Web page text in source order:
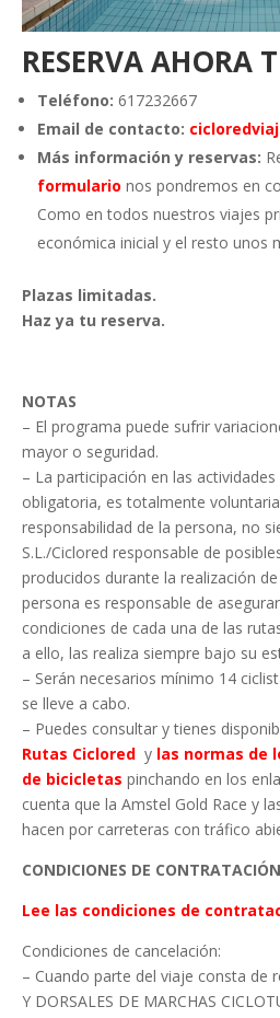
RESERVA AHORA
Teléfono: 617232667
Email de contacto:
Más información y reservas:
formulario nos pondremos en
Como en todos nuestros viajes
económica inicial y el resto unos
Plazas limitadas.
Haz ya tu reserva.
NOTAS
– El programa puede sufrir
mayor o seguridad.
– La participación en las
obligatoria, es totalmente
responsabilidad de la persona, no
S.L./Ciclored responsable de
producidos durante la realización
persona es responsable de
condiciones de cada una de las
a ello, las realiza siempre bajo su
– Serán necesarios mínimo 14
se lleve a cabo.
– Puedes consultar y tienes
Rutas Ciclored y las normas de
de bicicletas pinchando en los
cuenta que la Amstel Gold Race y
hacen por carreteras con tráfico
CONDICIONES DE
Lee las condiciones de
Condiciones de cancelación:
– Cuando parte del viaje consta de
Y DORSALES DE MARCHAS